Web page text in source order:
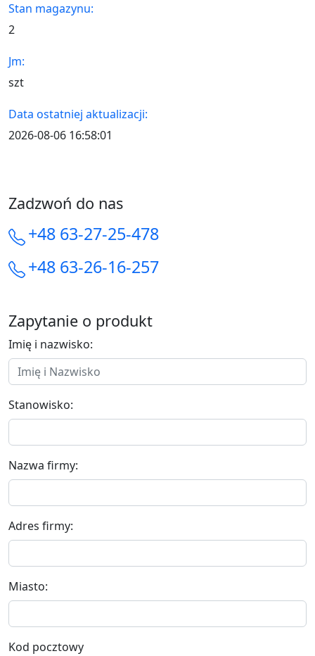
Stan magazynu:
2
Jm:
szt
Data ostatniej aktualizacji:
2026-08-06 16:58:01
Zadzwoń do nas
+48 63-27-25-478
+48 63-26-16-257
Zapytanie o produkt
Imię i nazwisko:
Stanowisko:
Nazwa firmy:
Adres firmy:
Miasto:
Kod pocztowy